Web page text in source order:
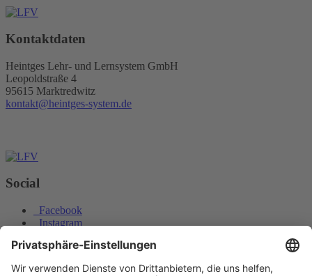
Kontaktdaten
Heintges Lehr- und Lernsystem GmbH
Leopoldstraße 4
95615 Marktredwitz
kontakt@heintges-system.de
Social
Facebook
Instagram